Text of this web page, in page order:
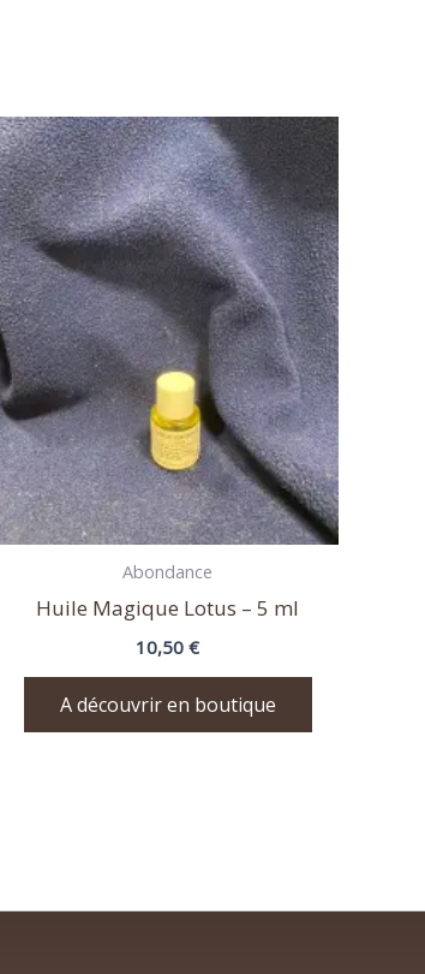
Abondance
Huile Magique Lotus – 5 ml
10,50 €
A découvrir en boutique